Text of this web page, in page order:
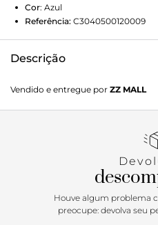
Cor: Azul
Referência: C3040500120009
Descrição
emborrachada texturizada e
branco com detalhe em duas
com detalhe texturizado em
aplicada na parte traseira,
aplicação de tag lateral em
Anacapri.
Vendido e entregue por ZZ MALL
Houve algum problema
preocupe: devolva seu